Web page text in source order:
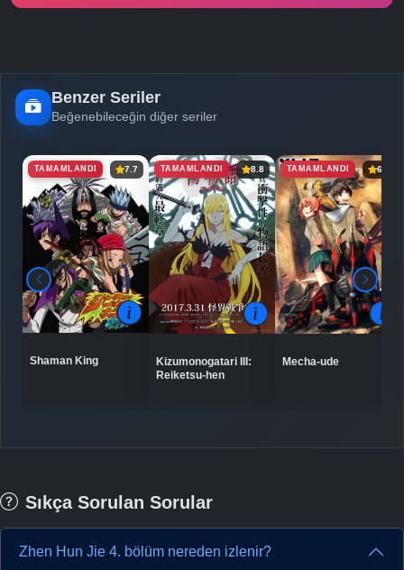
Benzer Seriler
Beğenebileceğin diğer seriler
TAMAMLANDI 7.7
Shaman King
TAMAMLANDI 8.8
Kizumonogatari III:
Reiketsu-hen
TAMAMLANDI 6.8
Mecha-ude
Sıkça Sorulan Sorular
Zhen Hun Jie 4. bölüm nereden izlenir?